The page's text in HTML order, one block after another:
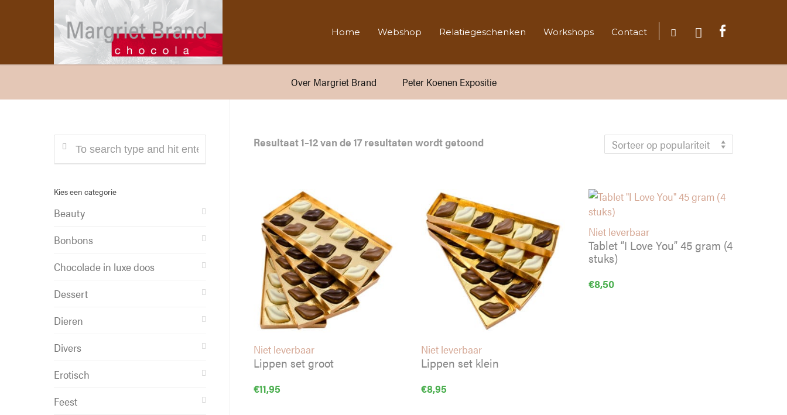
Home Webshop Relatiegeschenken Workshops Contact
Over Margriet Brand Peter Koenen Expositie
Resultaat 1–12 van de 17 resultaten wordt getoond Sorteer op populariteit
Niet leverbaar
Lippen set groot
€11,95
Niet leverbaar
Lippen set klein
€8,95
Niet leverbaar
Tablet “I Love You” 45 gram (4
stuks)
€8,50
Kies een categorie
Beauty
Bonbons
Chocolade in luxe doos
Dessert
Dieren
Divers
Erotisch
Feest